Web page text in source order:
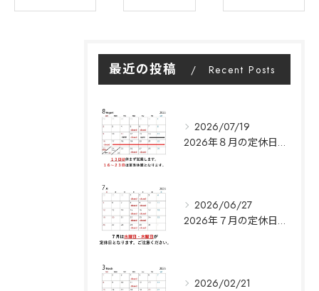
最近の投稿 Recent Posts
2026/07/19
2026年８月の定休日に関して|Y's garden
2026/06/27
2026年７月の定休日に関して|Y's garden
2026/02/21